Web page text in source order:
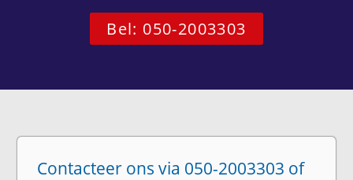
Bel: 050-2003303
Contacteer ons via 050-2003303 of